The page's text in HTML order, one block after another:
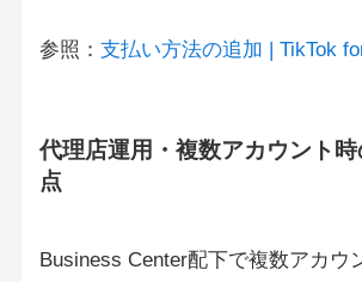
参照： 支払い方法の追加 | TikTok
代理店運用・複数アカウント
点
Business Center配下で複数アカウ